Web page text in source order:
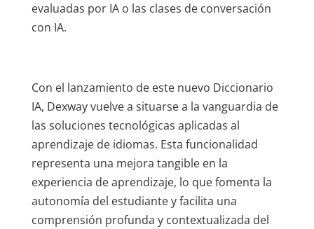
evaluadas por IA o las clases de conversación
con IA.
Con el lanzamiento de este nuevo Diccionario
IA, Dexway vuelve a situarse a la vanguardia de
las soluciones tecnológicas aplicadas al
aprendizaje de idiomas. Esta funcionalidad
representa una mejora tangible en la
experiencia de aprendizaje, lo que fomenta la
autonomía del estudiante y facilita una
comprensión profunda y contextualizada del